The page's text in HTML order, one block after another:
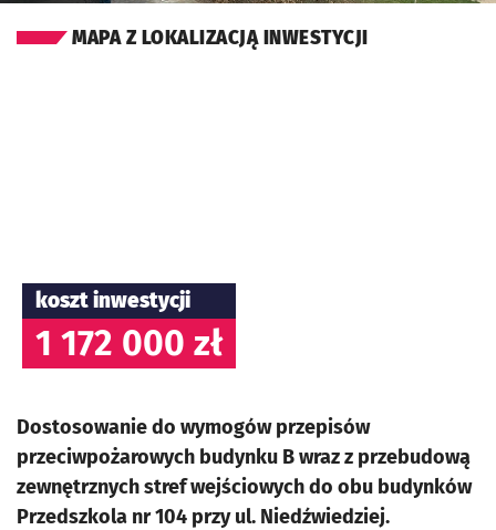
MAPA Z LOKALIZACJĄ INWESTYCJI
koszt inwestycji
1 172 000 zł
Dostosowanie do wymogów przepisów
przeciwpożarowych budynku B wraz z przebudową
zewnętrznych stref wejściowych do obu budynków
Przedszkola nr 104 przy ul. Niedźwiedziej.